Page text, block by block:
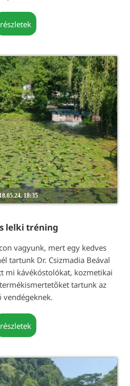
részletek
18:35
lelki tréning
vagyunk, mert egy kedves
tartunk Dr. Csizmadia Beával
mi kávékóstolókat, kozmetikai
tartunk az
vendégeknek.
részletek